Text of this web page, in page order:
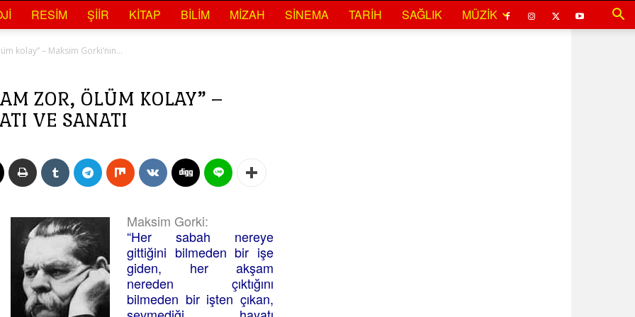
RESIM ŞIIR KITAP BILIM MIZAH SINEMA TARIH SAĞLIK MÜZIK
kolay” – Maksim Gorki’nin...
ZOR, ÖLÜM KOLAY” –
VE SANATI
Maksim Gorki:
“Her sabah nereye
gittiğini bilmeden bir işe
giden, her akşam
nereden çıktığını
bilmeden bir işten çıkan,